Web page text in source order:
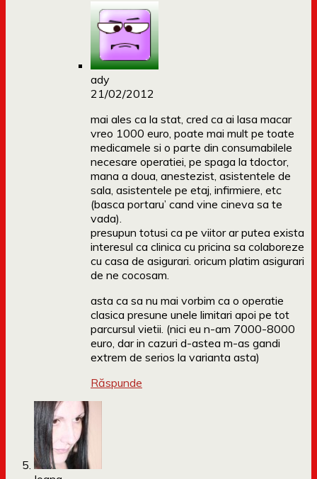
ady
21/02/2012
mai ales ca la stat, cred ca ai lasa macar
vreo 1000 euro, poate mai mult pe toate
medicamele si o parte din consumabilele
necesare operatiei, pe spaga la tdoctor,
mana a doua, anestezist, asistentele de
sala, asistentele pe etaj, infirmiere, etc
(basca portaru’ cand vine cineva sa te
vada).
presupun totusi ca pe viitor ar putea exista
interesul ca clinica cu pricina sa colaboreze
cu casa de asigurari. oricum platim asigurari
de ne cocosam.
asta ca sa nu mai vorbim ca o operatie
clasica presune unele limitari apoi pe tot
parcursul vietii. (nici eu n-am 7000-8000
euro, dar in cazuri d-astea m-as gandi
extrem de serios la varianta asta)
Răspunde